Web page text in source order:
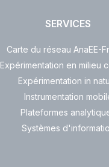
SERVICES
Carte du réseau AnaEE-
Expérimentation en milieu
Expérimentation in
Instrumentation
Plateformes
Systèmes